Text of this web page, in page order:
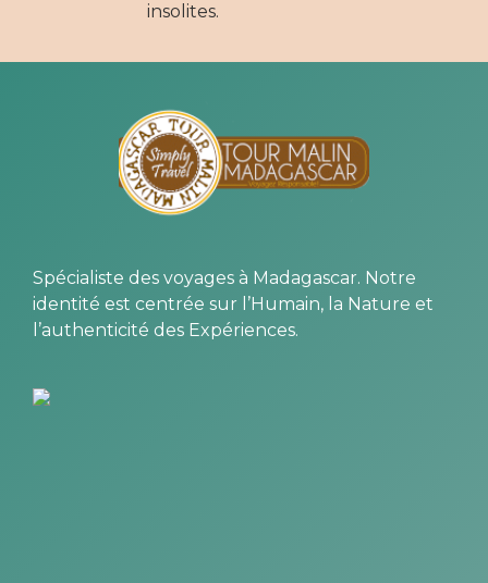
insolites.
Spécialiste des voyages à Madagascar. Notre
identité est centrée sur l’Humain, la Nature et
l’authenticité des Expériences.